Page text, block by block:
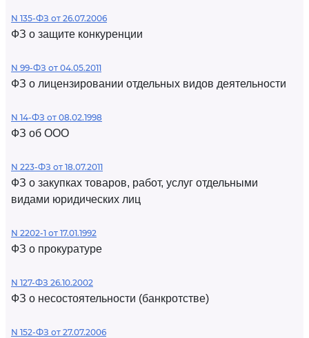
N 135-ФЗ от 26.07.2006
ФЗ о защите конкуренции
N 99-ФЗ от 04.05.2011
ФЗ о лицензировании отдельных видов деятельности
N 14-ФЗ от 08.02.1998
ФЗ об ООО
N 223-ФЗ от 18.07.2011
ФЗ о закупках товаров, работ, услуг отдельными
видами юридических лиц
N 2202-1 от 17.01.1992
ФЗ о прокуратуре
N 127-ФЗ 26.10.2002
ФЗ о несостоятельности (банкротстве)
N 152-ФЗ от 27.07.2006